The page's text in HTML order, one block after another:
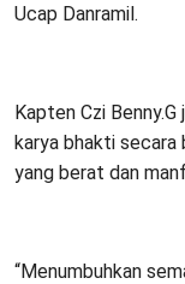
Ucap Danramil.
Kapten Czi
karya bhakti secara
yang berat dan
“Menumbuhkan